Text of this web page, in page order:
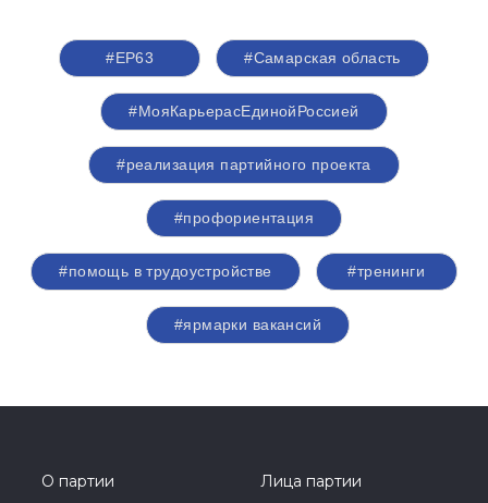
#ЕР63 #Самарская область
#МояКарьерасЕдинойРоссией
#реализация партийного проекта
#профориентация
#помощь в трудоустройстве #тренинги
#ярмарки вакансий
О партии
Лица партии